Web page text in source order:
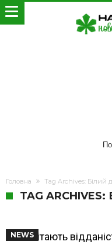
Головна Tag Archives: Білий
TAG
NEWS
США вітають